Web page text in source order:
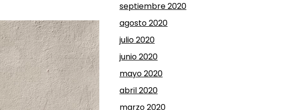
septiembre 2020
agosto 2020
julio 2020
junio 2020
mayo 2020
abril 2020
marzo 2020